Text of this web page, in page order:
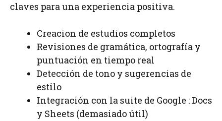
claves para una experiencia positiva.
Creacion de estudios completos
Revisiones de gramática, ortografía y
puntuación en tiempo real
Detección de tono y sugerencias de
estilo
Integración con la suite de Google : Docs
y Sheets (demasiado útil)